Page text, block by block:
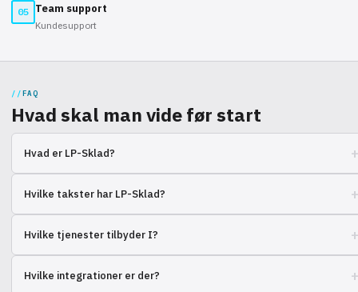
05 Team support
Kundesupport
FAQ
Hvad skal man vide før start
Hvad er LP-Sklad?
behandling og levering af ordrer
Hvilke takster har LP-Sklad?
Hvilke tjenester tilbyder I?
ordrer
Hvilke integrationer er der?